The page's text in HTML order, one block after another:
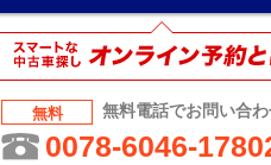
無料 無料電話でお問い合
0078-6046-